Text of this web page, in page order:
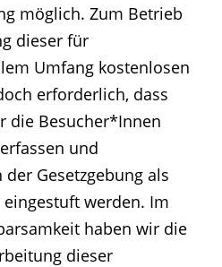
möglich. Zum Betrieb
dieser für
Umfang kostenlosen
erforderlich, dass
die Besucher*Innen
und
Gesetzgebung als
eingestuft werden. Im
haben wir die
dieser